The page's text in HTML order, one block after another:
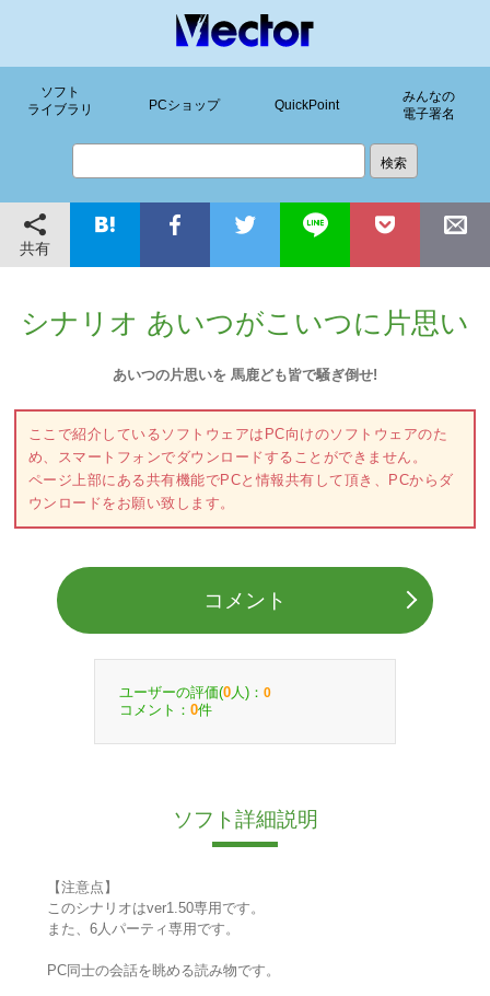
ソフト
ライブラリ
PCショップ QuickPoint
みんなの
電子署名
共有
シナリオ あいつがこいつに片思い
あいつの片思いを 馬鹿ども皆で騒ぎ倒せ!
ここで紹介しているソフトウェアはPC向けのソフトウェアのた
め、スマートフォンでダウンロードすることができません。
ページ上部にある共有機能でPCと情報共有して頂き、PCからダ
ウンロードをお願い致します。
コメント
ユーザーの評価(0 人)： 0
コメント： 0件
ソフト詳細説明
【注意点】
このシナリオはver1.50専用です。
また、6人パーティ専用です。
PC同士の会話を眺める読み物です。